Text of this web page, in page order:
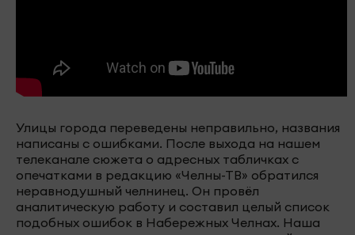
Улицы города переведены неправильно, названия
написаны с ошибками. После выхода на нашем
телеканале сюжета о адресных табличках с
опечатками в редакцию «Челны-ТВ» обратился
неравнодушный челнинец. Он провёл
аналитическую работу и составил целый список
подобных ошибок в Набережных Челнах. Наша